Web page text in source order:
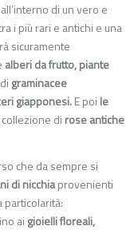
di un vero e
i più rari e antichi e una
sicuramente
alberi da frutto, piante
graminacee
giapponesi.E poi le
di rose antiche
che da sempre si
di nicchiaprovenienti
particolarità:
ai gioielli floreali,